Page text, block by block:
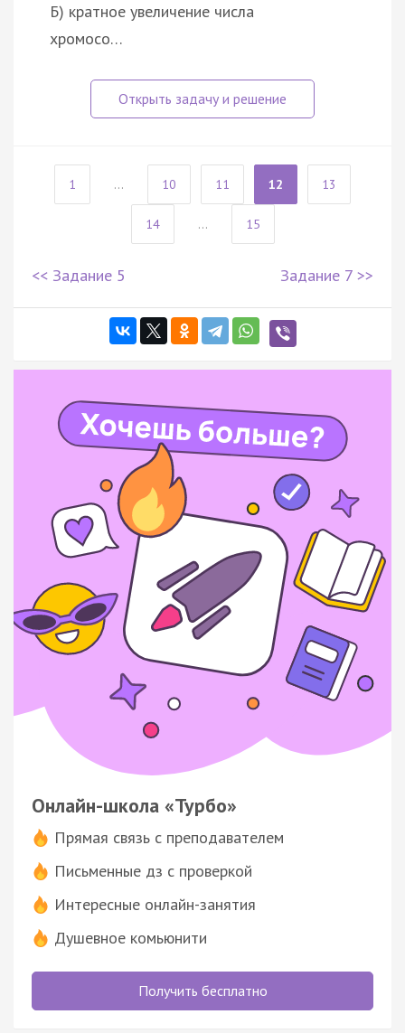
Б) кратное увеличение числа
хромосо…
1 ... 10 11 12 13
14 ... 15
<< Задание 5 Задание 7 >>
Онлайн-школа «Турбо»
Прямая связь с преподавателем
Письменные дз с проверкой
Интересные онлайн-занятия
Душевное комьюнити
Получить бесплатно